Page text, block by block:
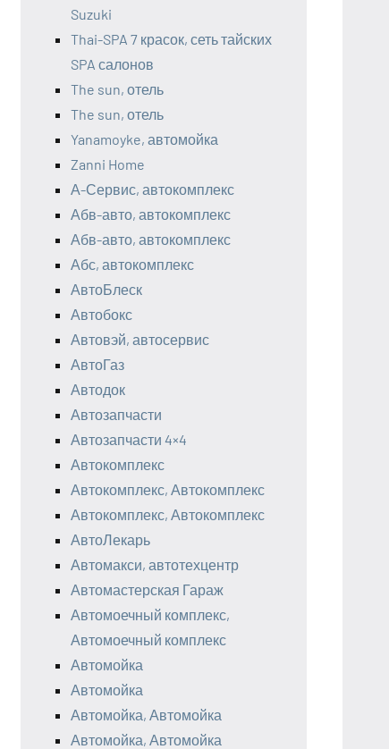
Suzuki
Thai-SPA 7 красок, сеть тайских
SPA салонов
The sun, отель
The sun, отель
Yanamoyke, автомойка
Zanni Home
А-Сервис, автокомплекс
Абв-авто, автокомплекс
Абв-авто, автокомплекс
Абс, автокомплекс
АвтоБлеск
Автобокс
Автовэй, автосервис
АвтоГаз
Автодок
Автозапчасти
Автозапчасти 4×4
Автокомплекс
Автокомплекс, Автокомплекс
Автокомплекс, Автокомплекс
АвтоЛекарь
Автомакси, автотехцентр
Автомастерская Гараж
Автомоечный комплекс,
Автомоечный комплекс
Автомойка
Автомойка
Автомойка, Автомойка
Автомойка, Автомойка